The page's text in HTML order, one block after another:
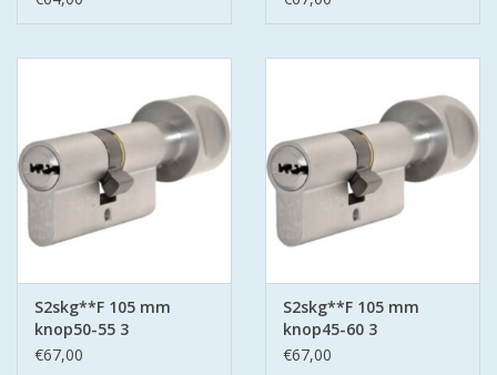
S2skg**F 105 mm
knop50-55 3
keersleutels
€67,00
S2skg**F 105 mm
knop45-60 3
keersleutels
€67,00